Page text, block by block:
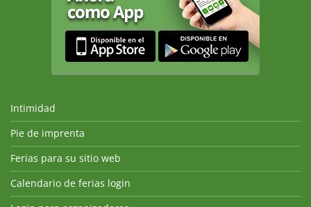
Intimidad
Pie de imprenta
Ferias para su sitio web
Calendario de ferias login